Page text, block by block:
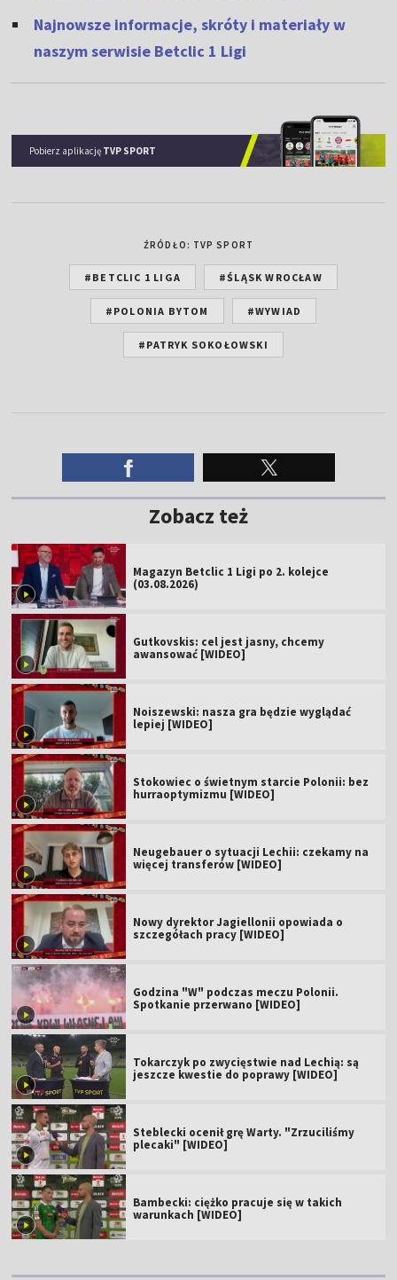
Najnowsze informacje, skróty i materiały w
naszym serwisie Betclic 1 Ligi
Pobierz aplikację TVP SPORT
ŹRÓDŁO: TVP SPORT
#BETCLIC 1 LIGA #ŚLĄSK WROCŁAW
#POLONIA BYTOM #WYWIAD
#PATRYK SOKOŁOWSKI
Zobacz też
Magazyn Betclic 1 Ligi po 2. kolejce
(03.08.2026)
Gutkovskis: cel jest jasny, chcemy
awansować [WIDEO]
Noiszewski: nasza gra będzie wyglądać
lepiej [WIDEO]
Stokowiec o świetnym starcie Polonii: bez
hurraoptymizmu [WIDEO]
Neugebauer o sytuacji Lechii: czekamy na
więcej transferów [WIDEO]
Nowy dyrektor Jagiellonii opowiada o
szczegółach pracy [WIDEO]
Godzina "W" podczas meczu Polonii.
Spotkanie przerwano [WIDEO]
Tokarczyk po zwycięstwie nad Lechią: są
jeszcze kwestie do poprawy [WIDEO]
Steblecki ocenił grę Warty. "Zrzuciliśmy
plecaki" [WIDEO]
Bambecki: ciężko pracuje się w takich
warunkach [WIDEO]